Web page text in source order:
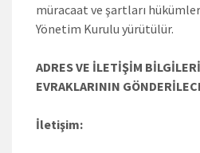
müracaat ve şartları
Yönetim Kurulu yürütülür.
ADRES VE İLETİŞİM
EVRAKLARININ
İletişim: